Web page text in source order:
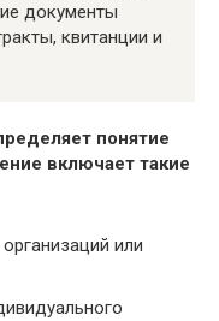
документы
квитанции и
понятие
включает такие
или